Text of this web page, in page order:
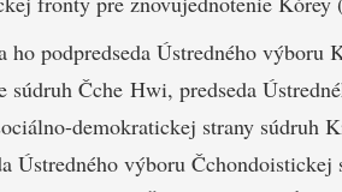
ho podpredseda Ústredného výboru
súdruh Čche Hwi, predseda
demokratickej strany súdruh
Ústredného výboru Čchondoistickej